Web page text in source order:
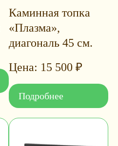
Каминная топка
«Плазма»,
диагональ 45 см.
15 500 ₽
Подробнее